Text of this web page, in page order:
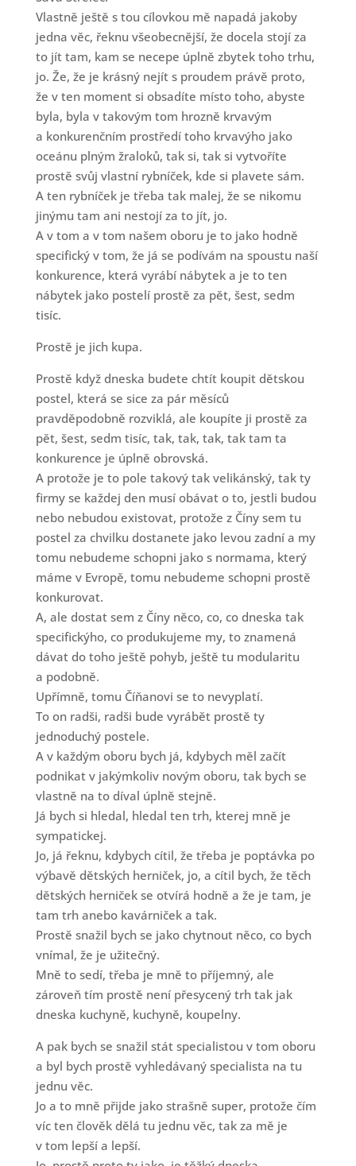
Vlastně ještě s tou cílovkou mě napadá jakoby
jedna věc, řeknu všeobecnější, že docela stojí za
to jít tam, kam se necepe úplně zbytek toho trhu,
jo. Že, že je krásný nejít s proudem právě proto,
že v ten moment si obsadíte místo toho, abyste
byla, byla v takovým tom hrozně krvavým
a konkurenčním prostředí toho krvavýho jako
oceánu plným žraloků, tak si, tak si vytvoříte
prostě svůj vlastní rybníček, kde si plavete sám.
A ten rybníček je třeba tak malej, že se nikomu
jinýmu tam ani nestojí za to jít, jo.
A v tom a v tom našem oboru je to jako hodně
specifický v tom, že já se podívám na spoustu naší
konkurence, která vyrábí nábytek a je to ten
nábytek jako postelí prostě za pět, šest, sedm
tisíc.
Prostě je jich kupa.
Prostě když dneska budete chtít koupit dětskou
postel, která se sice za pár měsíců
pravděpodobně rozviklá, ale koupíte ji prostě za
pět, šest, sedm tisíc, tak, tak, tak, tak tam ta
konkurence je úplně obrovská.
A protože je to pole takový tak velikánský, tak ty
firmy se každej den musí obávat o to, jestli budou
nebo nebudou existovat, protože z Číny sem tu
postel za chvilku dostanete jako levou zadní a my
tomu nebudeme schopni jako s normama, který
máme v Evropě, tomu nebudeme schopni prostě
konkurovat.
A, ale dostat sem z Číny něco, co, co dneska tak
specifickýho, co produkujeme my, to znamená
dávat do toho ještě pohyb, ještě tu modularitu
a podobně.
Upřímně, tomu Číňanovi se to nevyplatí.
To on radši, radši bude vyrábět prostě ty
jednoduchý postele.
A v každým oboru bych já, kdybych měl začít
podnikat v jakýmkoliv novým oboru, tak bych se
vlastně na to díval úplně stejně.
Já bych si hledal, hledal ten trh, kterej mně je
sympatickej.
Jo, já řeknu, kdybych cítil, že třeba je poptávka po
výbavě dětských herniček, jo, a cítil bych, že těch
dětských herniček se otvírá hodně a že je tam, je
tam trh anebo kavárniček a tak.
Prostě snažil bych se jako chytnout něco, co bych
vnímal, že je užitečný.
Mně to sedí, třeba je mně to příjemný, ale
zároveň tím prostě není přesycený trh tak jak
dneska kuchyně, kuchyně, koupelny.
A pak bych se snažil stát specialistou v tom oboru
a byl bych prostě vyhledávaný specialista na tu
jednu věc.
Jo a to mně přijde jako strašně super, protože čím
víc ten člověk dělá tu jednu věc, tak za mě je
v tom lepší a lepší.